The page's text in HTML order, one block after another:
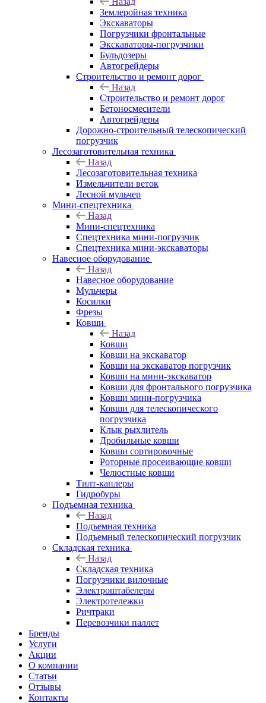
Землеройная техника
Экскаваторы
Погрузчики фронтальные
Экскаваторы-погрузчики
Бульдозеры
Автогрейдеры
Строительство и ремонт дорог
Назад
Строительство и ремонт дорог
Бетоносмесители
Автогрейдеры
Дорожно-строительный телескопический
погрузчик
Лесозаготовительная техника
Назад
Лесозаготовительная техника
Измельчители веток
Лесной мульчер
Мини-спецтехника
Назад
Мини-спецтехника
Спецтехника мини-погрузчик
Спецтехника мини-экскаваторы
Навесное оборудование
Назад
Навесное оборудование
Мульчеры
Косилки
Фрезы
Ковши
Назад
Ковши
Ковши на экскаватор
Ковши на экскаватор погрузчик
Ковши на мини-экскаватор
Ковши для фронтального погрузчика
Ковши мини-погрузчика
Ковши для телескопического
погрузчика
Клык рыхлитель
Дробильные ковши
Ковши сортировочные
Роторные просеивающие ковши
Челюстные ковши
Тилт-каплеры
Гидробуры
Подъемная техника
Назад
Подъемная техника
Подъемный телескопический погрузчик
Складская техника
Назад
Складская техника
Погрузчики вилочные
Электроштабелеры
Электротележки
Ричтраки
Перевозчики паллет
Бренды
Услуги
Акции
О компании
Статьи
Отзывы
Контакты